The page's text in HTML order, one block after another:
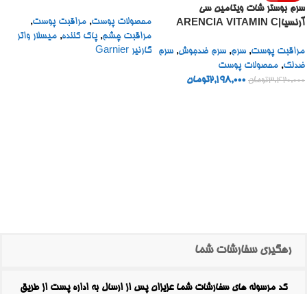
سرم بوستر شات ویتامین سی
آرنسیا|ARENCIA VITAMIN C
مراقبت پوست, سرم, سرم ضدجوش, سرم
ضدلک, محصولات پوست
3,420,000تومان 2,198,000تومان
محصولات پوست, مراقبت پوست,
مراقبت چشم, پاک کننده, میسلار واتر
گارنیر Garnier
رهگیری سفارشات شما
کد مرسوله های سفارشات شما عزیزان پس از ارسال به اداره پست از طریق